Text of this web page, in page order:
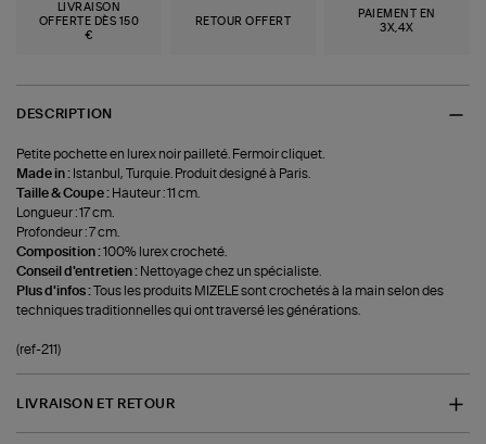
LIVRAISON
OFFERTE DÈS 150
€
RETOUR OFFERT
PAIEMENT EN
3X,4X
DESCRIPTION
Petite pochette en lurex noir pailleté. Fermoir cliquet.
Made in : Istanbul, Turquie. Produit designé à Paris.
Taille & Coupe : Hauteur : 11 cm.
Longueur : 17 cm.
Profondeur : 7 cm.
Composition :100% lurex crocheté.
Conseil d'entretien : Nettoyage chez un spécialiste.
Plus d'infos :Tous les produits MIZELE sont crochetés à la main selon des
techniques traditionnelles qui ont traversé les générations.
(ref-211)
LIVRAISON ET RETOUR